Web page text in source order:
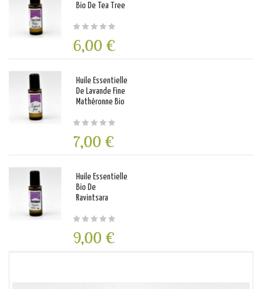
Bio De Tea Tree
6,00 €
Huile Essentielle
De Lavande Fine
Mathéronne Bio
7,00 €
Huile Essentielle
Bio De
Ravintsara
9,00 €